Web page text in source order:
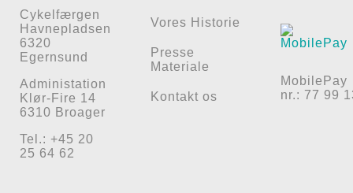
Cykelfærgen
Havnepladsen
6320
Egernsund
Administation
Klør-Fire 14
6310 Broager
Tel.: +45 20
25 64 62
Vores Historie
Presse
Materiale
Kontakt os
MobilePay
nr.: 77 99